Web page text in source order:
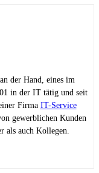
der Hand, eines im
in der IT tätig und seit
Firma IT-Service
gewerblichen Kunden
als auch Kollegen.